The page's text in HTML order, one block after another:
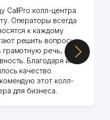
CallPro колл-центра
Операторы всегда
к каждому
решить вопросы.
грамотную речь,
Благодаря их
качество
этот колл-
для бизнеса.